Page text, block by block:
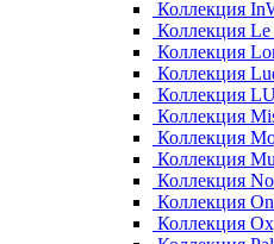
Коллекция
Коллекция Le
Коллекция
Коллекция
Коллекция
Коллекция
Коллекция
Коллекция
Коллекция
Коллекция
Коллекция